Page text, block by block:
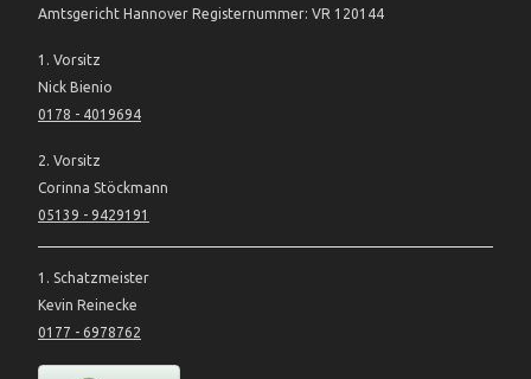
Amtsgericht Hannover Registernummer: VR 120144
1. Vorsitz
Nick Bienio
0178 - 4019694
2. Vorsitz
Corinna Stöckmann
05139 - 9429191
1. Schatzmeister
Kevin Reinecke
0177 - 6978762